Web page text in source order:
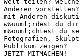
Welt teilen?
Anderen vorstellen?
mit Anderen
w&uuml;rdest du
m&ouml;chtest du
Fotografien,
Publikum zeigen?
JETZT MITMACHEN!